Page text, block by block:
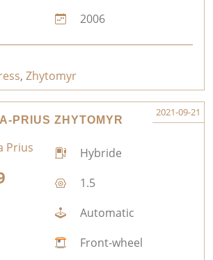
2006
, Zhytomyr
PRIUS ZHYTOMYR
2021-09-21
Hybride
1.5
Automatic
Front-wheel